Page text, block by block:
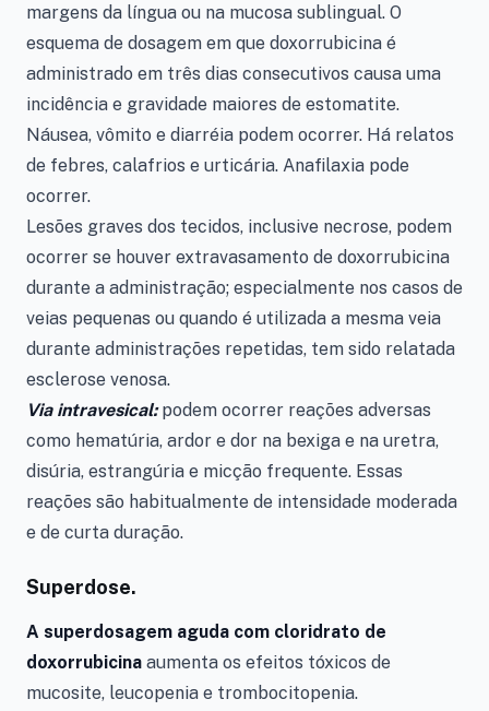
margens da língua ou na mucosa sublingual. O
esquema de dosagem em que doxorrubicina é
administrado em três dias consecutivos causa uma
incidência e gravidade maiores de estomatite.
Náusea, vômito e diarréia podem ocorrer. Há relatos
de febres, calafrios e urticária. Anafilaxia pode
ocorrer.
Lesões graves dos tecidos, inclusive necrose, podem
ocorrer se houver extravasamento de doxorrubicina
durante a administração; especialmente nos casos de
veias pequenas ou quando é utilizada a mesma veia
durante administrações repetidas, tem sido relatada
esclerose venosa.
Via intravesical:podem ocorrer reações adversas
como hematúria, ardor e dor na bexiga e na uretra,
disúria, estrangúria e micção frequente. Essas
reações são habitualmente de intensidade moderada
e de curta duração.
Superdose.
A superdosagem aguda com cloridrato de
doxorrubicina aumenta os efeitos tóxicos de
mucosite, leucopenia e trombocitopenia.